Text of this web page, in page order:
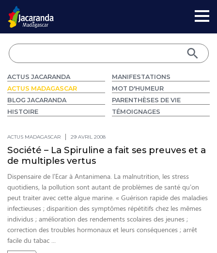
ACTUS JACARANDA
ACTUS MADAGASCAR
BLOG JACARANDA
HISTOIRE
MANIFESTATIONS
MOT D'HUMEUR
PARENTHÈSES DE VIE
TÉMOIGNAGES
ACTUS MADAGASCAR 29 AVRIL 2008
Société – La Spiruline a fait ses preuves et a
de multiples vertus
Dispensaire de l’Ecar à Antanimena. La malnutrition, les stress
quotidiens, la pollution sont autant de problèmes de santé qu’on
peut traiter avec cette algue marine. « Guérison rapide des maladies
infectieuses ; disparition des symptômes répétitifs chez les mêmes
individus ; amélioration des rendements scolaires des jeunes ;
correction des troubles hormonaux et leurs conséquences ; arrêt
facile du tabac ...